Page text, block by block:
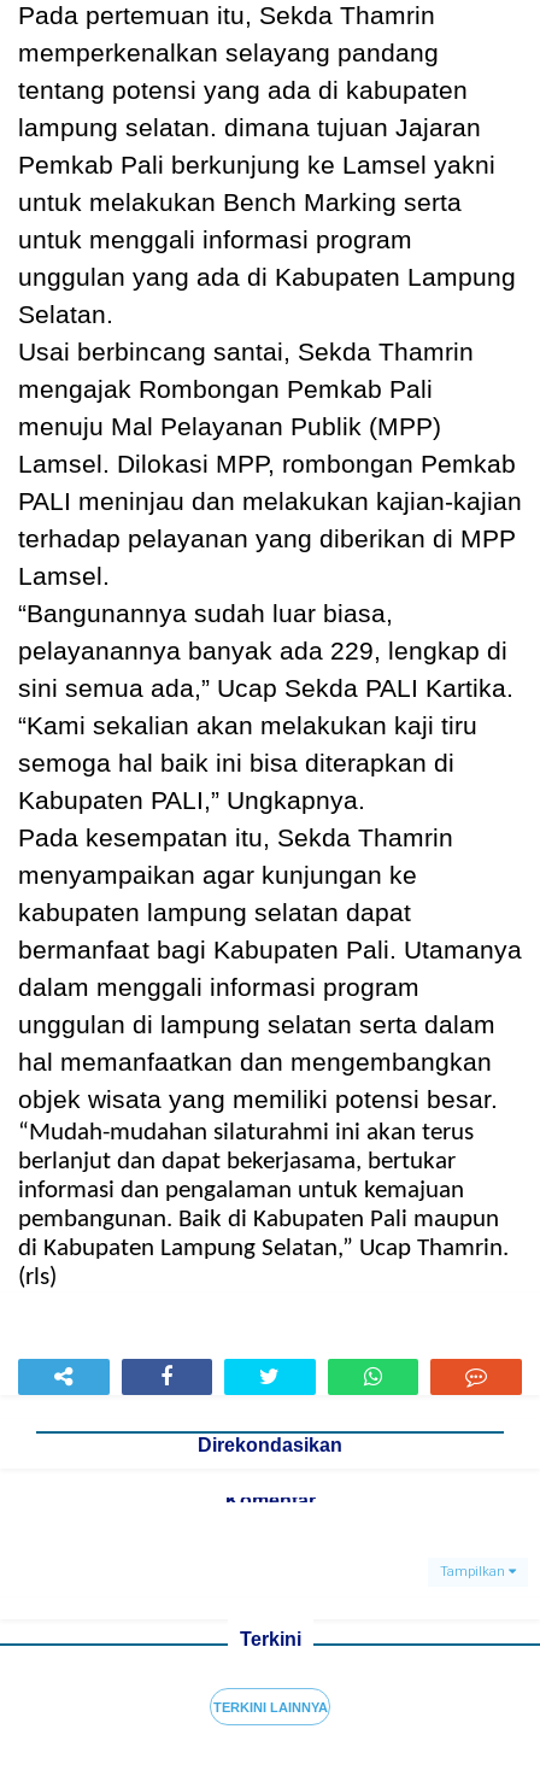
Pada pertemuan itu, Sekda Thamrin
memperkenalkan selayang pandang
tentang potensi yang ada di kabupaten
lampung selatan. dimana tujuan Jajaran
Pemkab Pali berkunjung ke Lamsel yakni
untuk melakukan Bench Marking serta
untuk menggali informasi program
unggulan yang ada di Kabupaten Lampung
Selatan.
Usai berbincang santai, Sekda Thamrin
mengajak Rombongan Pemkab Pali
menuju Mal Pelayanan Publik (MPP)
Lamsel. Dilokasi MPP, rombongan Pemkab
PALI meninjau dan melakukan kajian-kajian
terhadap pelayanan yang diberikan di MPP
Lamsel.
“Bangunannya sudah luar biasa,
pelayanannya banyak ada 229, lengkap di
sini semua ada,” Ucap Sekda PALI Kartika.
“Kami sekalian akan melakukan kaji tiru
semoga hal baik ini bisa diterapkan di
Kabupaten PALI,” Ungkapnya.
Pada kesempatan itu, Sekda Thamrin
menyampaikan agar kunjungan ke
kabupaten lampung selatan dapat
bermanfaat bagi Kabupaten Pali. Utamanya
dalam menggali informasi program
unggulan di lampung selatan serta dalam
hal memanfaatkan dan mengembangkan
objek wisata yang memiliki potensi besar.
“Mudah-mudahan silaturahmi ini akan terus
berlanjut dan dapat bekerjasama, bertukar
informasi dan pengalaman untuk kemajuan
pembangunan. Baik di Kabupaten Pali maupun
di Kabupaten Lampung Selatan,” Ucap Thamrin.
(rls)
Direkondasikan
Komentar
Tampilkan
Terkini
TERKINI LAINNYA